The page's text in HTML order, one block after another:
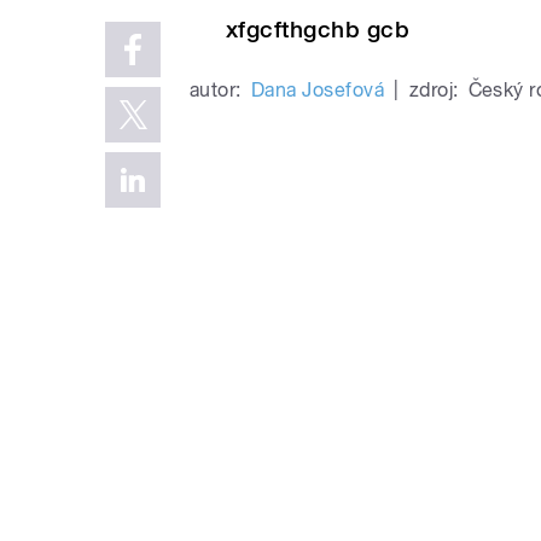
xfgcfthgchb gcb
autor: Dana Josefová zdroj: Český